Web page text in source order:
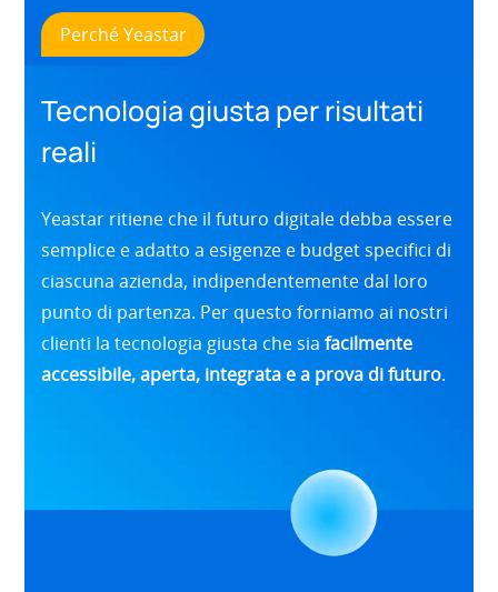
Perché Yeastar
Tecnologia giusta per risultati
reali
Yeastar ritiene che il futuro digitale debba essere
semplice e adatto a esigenze e budget specifici di
ciascuna azienda, indipendentemente dal loro
punto di partenza. Per questo forniamo ai nostri
clienti la tecnologia giusta che siafacilmente
accessibile, aperta, integrata e a prova di futuro.